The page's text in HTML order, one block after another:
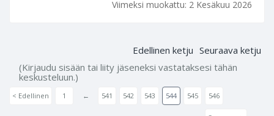
Viimeksi muokattu: 2 Kesäkuu 2026
Edellinen ketju Seuraava ketju
(Kirjaudu sisään tai liity jäseneksi vastataksesi tähän
keskusteluun.)
< Edellinen 1 ← 541 542 543 544 545 546